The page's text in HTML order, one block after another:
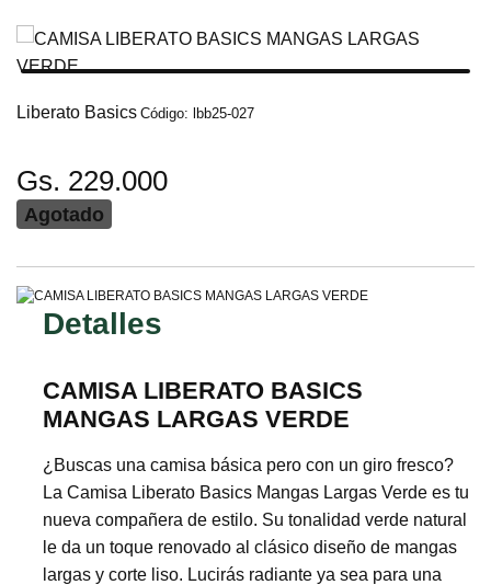
BLOG
Liberato Basics Código: lbb25-027
Gs. 229.000
Agotado
Detalles
CAMISA LIBERATO BASICS
MANGAS LARGAS VERDE
¿Buscas una camisa básica pero con un giro fresco?
La Camisa Liberato Basics Mangas Largas Verde es tu
nueva compañera de estilo. Su tonalidad verde natural
le da un toque renovado al clásico diseño de mangas
largas y corte liso. Lucirás radiante ya sea para una